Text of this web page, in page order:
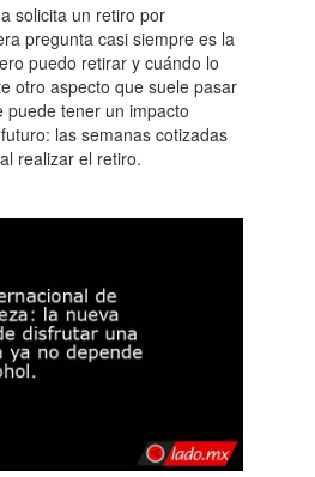
solicita un retiro por
pregunta casi siempre es la
puedo retirar y cuándo lo
otro aspecto que suele pasar
puede tener un impacto
las semanas cotizadas
realizar el retiro.